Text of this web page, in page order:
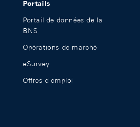
Portails
Portail de données de la
BNS
Opérations de marché
eSurvey
Offres d'emploi